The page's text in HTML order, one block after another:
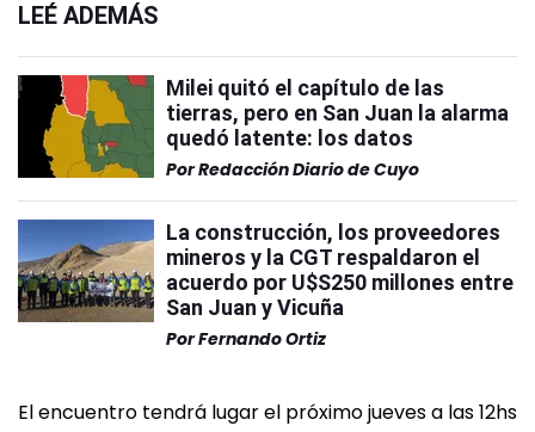
LEÉ ADEMÁS
Milei quitó el capítulo de las
tierras, pero en San Juan la alarma
quedó latente: los datos
PorRedacción Diario de Cuyo
La construcción, los proveedores
mineros y la CGT respaldaron el
acuerdo por U$S250 millones entre
San Juan y Vicuña
PorFernando Ortiz
El encuentro tendrá lugar el próximo jueves a las 12hs